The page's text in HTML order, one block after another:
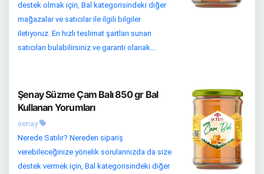
destek olmak için, Bal kategorisindeki diğer
mağazalar ve satıcılar ile ilgili bilgiler
iletiyoruz. En hızlı teslimat şartları sunan
satıcıları bulabilirsiniz ve garanti olanak...
Şenay Süzme Çam Balı 850 gr Bal
Kullanan Yorumları
senay
Nerede Satılır? Nereden sipariş
verebileceğinize yönelik sorularınızda da size
destek vermek için, Bal kategorisindeki diğer